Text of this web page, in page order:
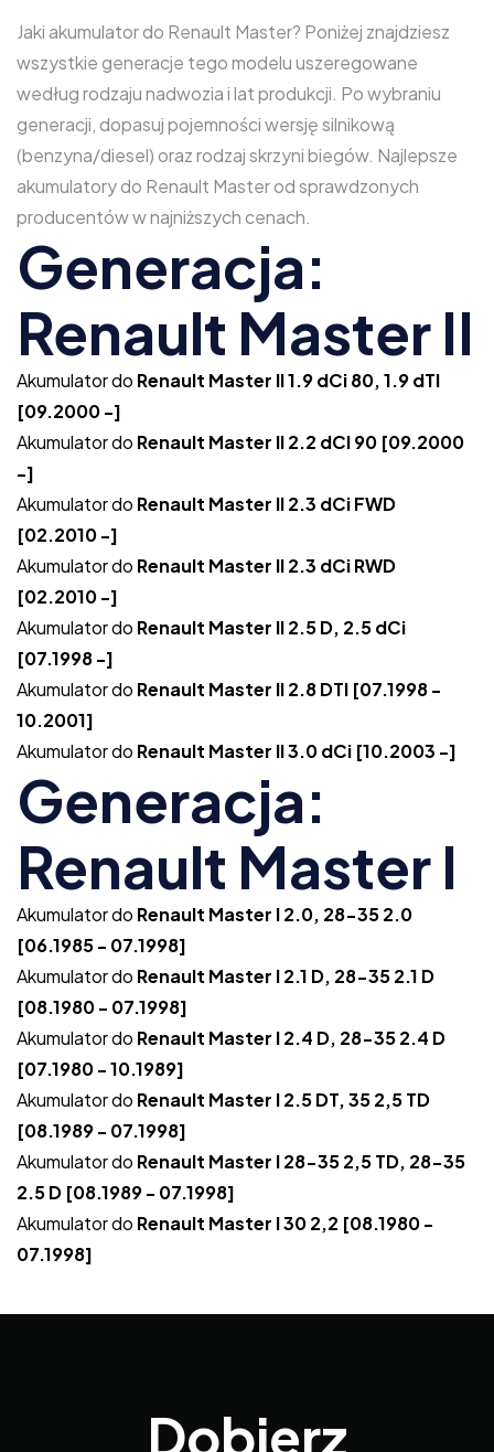
Jaki akumulator do Renault Master? Poniżej znajdziesz
wszystkie generacje tego modelu uszeregowane
według rodzaju nadwozia i lat produkcji. Po wybraniu
generacji, dopasuj pojemności wersję silnikową
(benzyna/diesel) oraz rodzaj skrzyni biegów. Najlepsze
akumulatory do Renault Master od sprawdzonych
producentów w najniższych cenach.
Generacja:
Renault Master II
Akumulator do Renault Master II 1.9 dCi 80, 1.9 dTI
[09.2000 -]
Akumulator do Renault Master II 2.2 dCI 90 [09.2000
-]
Akumulator do Renault Master II 2.3 dCi FWD
[02.2010 -]
Akumulator do Renault Master II 2.3 dCi RWD
[02.2010 -]
Akumulator do Renault Master II 2.5 D, 2.5 dCi
[07.1998 -]
Akumulator do Renault Master II 2.8 DTI [07.1998 -
10.2001]
Akumulator do Renault Master II 3.0 dCi [10.2003 -]
Generacja:
Renault Master I
Akumulator do Renault Master I 2.0, 28-35 2.0
[06.1985 - 07.1998]
Akumulator do Renault Master I 2.1 D, 28-35 2.1 D
[08.1980 - 07.1998]
Akumulator do Renault Master I 2.4 D, 28-35 2.4 D
[07.1980 - 10.1989]
Akumulator do Renault Master I 2.5 DT, 35 2,5 TD
[08.1989 - 07.1998]
Akumulator do Renault Master I 28-35 2,5 TD, 28-35
2.5 D [08.1989 - 07.1998]
Akumulator do Renault Master I 30 2,2 [08.1980 -
07.1998]
Dobierz